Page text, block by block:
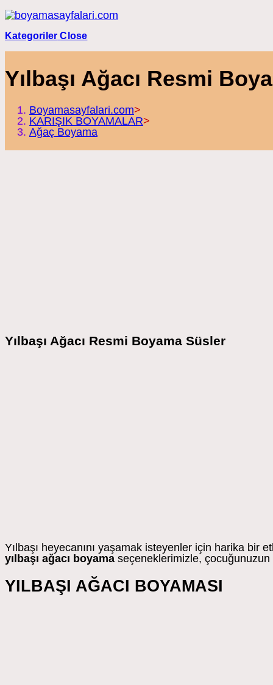
Skip
to
content
Kategoriler Close
Yılbaşı Ağacı Resmi
Boyamasayfalari.com>
KARIŞIK BOYAMALAR>
Ağaç Boyama
Yılbaşı Ağacı Resmi Boyama Süsler
Yılbaşı heyecanını yaşamak isteyenler için harika
yılbaşı ağacı boyama seçeneklerimizle, çocuğunuzun
YILBAŞI AĞACI BOYAMASI